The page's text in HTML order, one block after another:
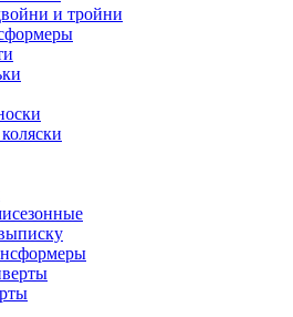
и тройни